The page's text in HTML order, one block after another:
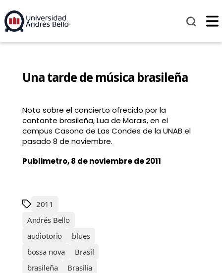
Una tarde de música brasileña
Nota sobre el concierto ofrecido por la
cantante brasileña, Lua de Morais, en el
campus Casona de Las Condes de la UNAB el
pasado 8 de noviembre.
Publimetro, 8 de noviembre de 2011
2011
Andrés Bello
audiotorio
blues
bossa nova
Brasil
brasileña
Brasilia